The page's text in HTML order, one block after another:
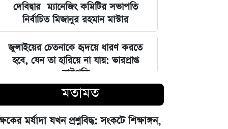
দেবিদ্বার ম্যানেজিং কমিটির সভাপতি
নির্বাচিত মিজানুর রহমান মাস্টার
জুলাইয়ের চেতনাকে হৃদয়ে ধারণ করতে
হবে, যেন তা হারিয়ে না যায়: ভারপ্রাপ্ত
রাষ্ট্রপতি
ভারত সরকারের আলটিমেটামের মুখে
নতিস্বীকার, ভুল স্বীকার করল মেটা
মতামত
মর্যাদা যখন প্রশ্নবিদ্ধ: সংকটে শিক্ষাঙ্গন,